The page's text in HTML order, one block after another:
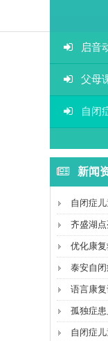
启音
父母
自闭
新闻
语言康
孤独症
自闭症